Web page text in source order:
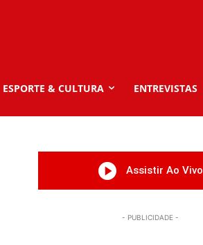
ESPORTE & CULTURA ENTREVISTAS
Assistir Ao Vivo
- PUBLICIDADE -